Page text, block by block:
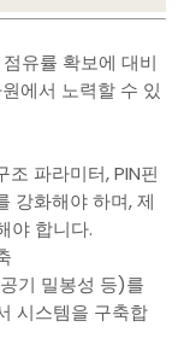
유률 확보에 대비
에서 노력할 수 있
파라미터, PIN핀
강화해야 하며, 제
야 합니다.
기 밀봉성 등)를
시스템을 구축합